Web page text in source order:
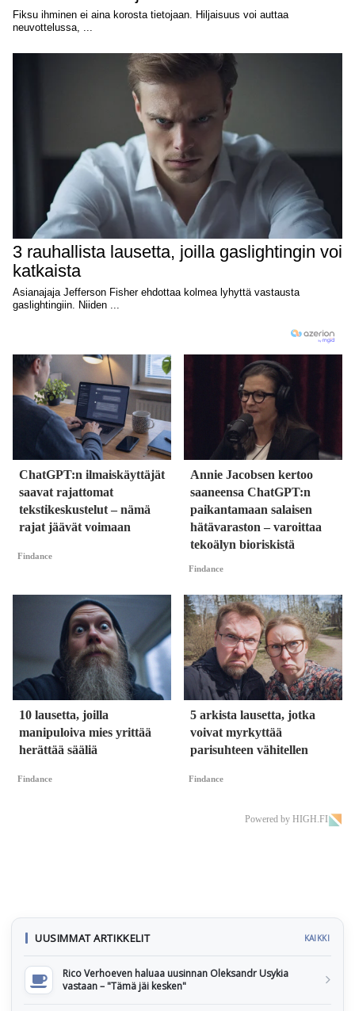
ChatGPT:n ilmaiskäyttäjät
saavat rajattomat
tekstikeskustelut – nämä
rajat jäävät voimaan
Findance
Annie Jacobsen kertoo
saaneensa ChatGPT:n
paikantamaan salaisen
hätävaraston – varoittaa
tekoälyn bioriskistä
Findance
10 lausetta, joilla
manipuloiva mies yrittää
herättää sääliä
Findance
5 arkista lausetta, jotka
voivat myrkyttää
parisuhteen vähitellen
Findance
Powered by HIGH.FI
UUSIMMAT ARTIKKELIT KAIKKI
Rico Verhoeven haluaa uusinnan Oleksandr Usykia
vastaan – "Tämä jäi kesken"